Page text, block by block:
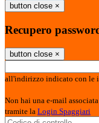
button close ×
Recupero
button close ×
all'indirizzo indicato con le
Non hai una e-mail
tramite la Login Spaggiari